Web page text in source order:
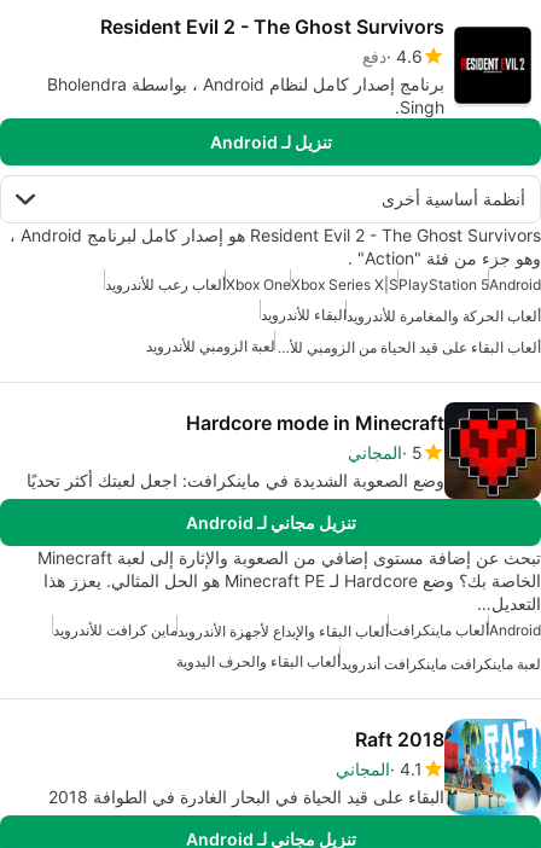
Resident Evil 2 - The Ghost Survivors
4.6 دفع
برنامج إصدار كامل لنظام Android ، بواسطة Bholendra
Singh.
تنزيل لـ Android
أنظمة أساسية أخرى
Resident Evil 2 - The Ghost Survivors هو إصدار كامل لبرنامج Android ،
وهو جزء من فئة "Action" .
Android
PlayStation 5
Xbox Series X|S
Xbox Oneألعاب رعب للأندرويد
ألعاب الحركة والمغامرة للأندرويد البقاء للأندرويد
ألعاب البقاء على قيد الحياة من الزومبي للأندرويد لعبة الزومبي للأندرويد
Hardcore mode in Minecraft
5 المجاني
وضع الصعوبة الشديدة في ماينكرافت: اجعل لعبتك أكثر تحديًا
تنزيل مجاني لـ Android
تبحث عن إضافة مستوى إضافي من الصعوبة والإثارة إلى لعبة Minecraft
الخاصة بك؟ وضع Hardcore لـ Minecraft PE هو الحل المثالي. يعزز هذا
التعديل…
Androidألعاب ماينكرافتألعاب البقاء والإبداع لأجهزة الأندرويدماين كرافت للأندرويد
لعبة ماينكرافت ماينكرافت أندرويدألعاب البقاء والحرف اليدوية
Raft 2018
4.1 المجاني
البقاء على قيد الحياة في البحار الغادرة في الطوافة 2018
تنزيل مجاني لـ Android